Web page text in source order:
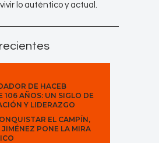
lo auténtico y actual.
DE HACEB
106 AÑOS: UN SIGLO DE
Y LIDERAZGO
EL CAMPÍN,
JIMÉNEZ PONE LA MIRA